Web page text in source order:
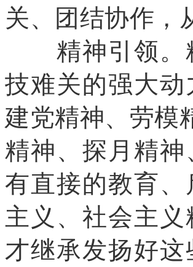
关、团结协作，
精神引领。
技难关的强大
建党精神、劳模
精神、探月精
有直接的教育
主义、社会主
才继承发扬好